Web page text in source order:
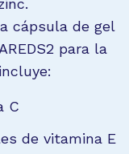
cápsula de gel
para la
C
de vitamina E